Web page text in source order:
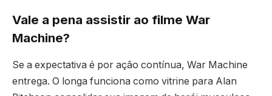
Vale a pena assistir ao filme War
Machine?
Se a expectativa é por ação contínua, War Machine
entrega. O longa funciona como vitrine para Alan